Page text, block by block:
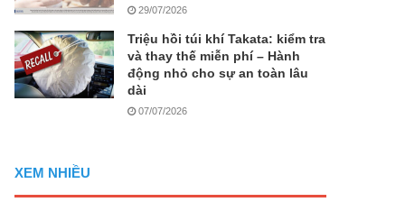
29/07/2026
Triệu hồi túi khí Takata: kiểm tra
và thay thế miễn phí – Hành
động nhỏ cho sự an toàn lâu
dài
07/07/2026
XEM NHIỀU